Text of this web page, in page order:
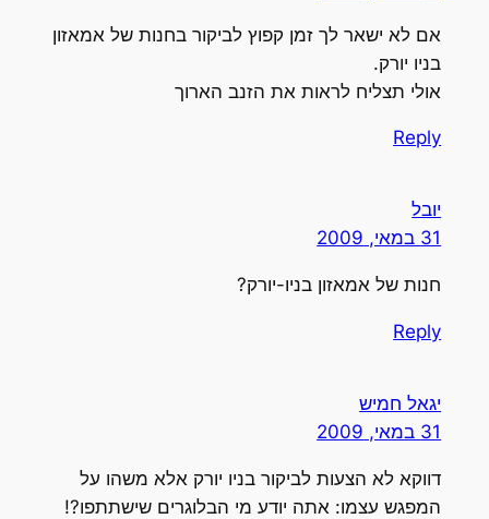
אם לא ישאר לך זמן קפוץ לביקור בחנות של אמאזון
בניו יורק.
אולי תצליח לראות את הזנב הארוך
Reply
יובל
חנות של אמאזון בניו-יורק?
Reply
יגאל חמיש
דווקא לא הצעות לביקור בניו יורק אלא משהו על
המפגש עצמו: אתה יודע מי הבלוגרים שישתתפו?!